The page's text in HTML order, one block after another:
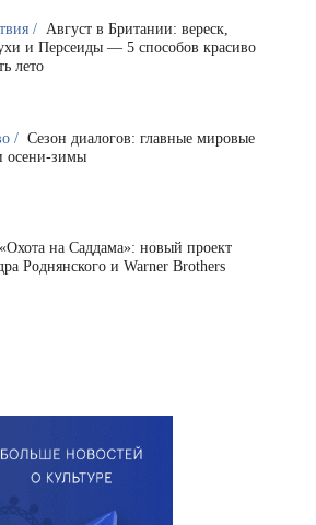
/ Август в Британии: вереск,
и Персеиды — 5 способов красиво
лето
/ Сезон диалогов: главные мировые
осени-зимы
«Охота на Саддама»: новый проект
Роднянского и Warner Brothers